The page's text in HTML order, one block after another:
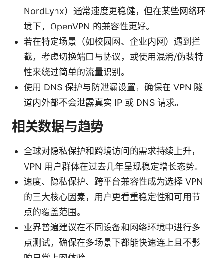
NordLynx）通常速度更稳健，但在某些网络环
境下，OpenVPN 的兼容性更好。
若在特定场景（如校园网、企业内网）遇到拦
截，考虑切换端口与协议，或使用混淆/伪装特
性来绕过简单的流量识别。
使用 DNS 保护与防泄漏设置，确保在 VPN 隧
道内外都不会泄露真实 IP 或 DNS 请求。
相关数据与趋势
全球对隐私保护和跨境访问的需求持续上升，
VPN 用户群体在过去几年呈现稳定增长态势。
速度、隐私保护、跨平台兼容性成为选择 VPN
的三大核心因素，用户更看重稳定性和可用节
点的覆盖范围。
业界普遍建议在不同设备和网络环境中进行多
点测试，确保在多场景下都能快速连上且不影